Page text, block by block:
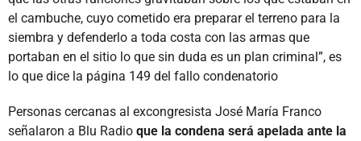
el cambuche, cuyo cometido era preparar el terreno para la
siembra y defenderlo a toda costa con las armas que
portaban en el sitio lo que sin duda es un plan criminal”, es
lo que dice la página 149 del fallo condenatorio
Personas cercanas al excongresista José María Franco
señalaron a Blu Radio que la condena será apelada ante la